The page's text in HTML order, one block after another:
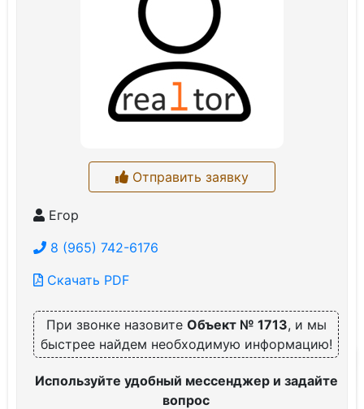
Отправить заявку
Егор
8 (965) 742-6176
Скачать PDF
При звонке назовите Объект № 1713, и мы
быстрее найдем необходимую информацию!
Используйте удобный мессенджер и задайте
вопрос